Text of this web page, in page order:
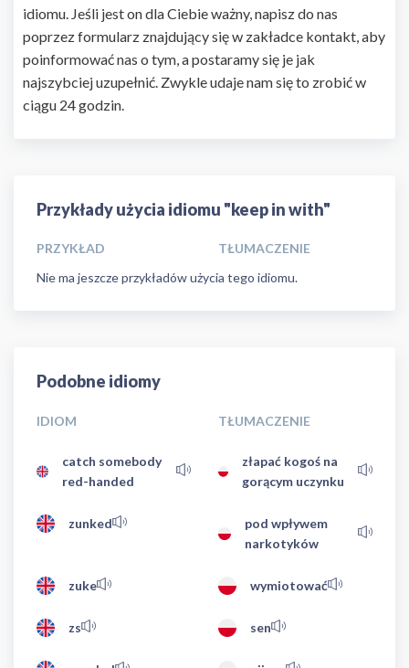
idiomu. Jeśli jest on dla Ciebie ważny, napisz do nas
poprzez formularz znajdujący się w zakładce kontakt, aby
poinformować nas o tym, a postaramy się je jak
najszybciej uzupełnić. Zwykle udaje nam się to zrobić w
ciągu 24 godzin.
Przykłady użycia idiomu "keep in with"
PRZYKŁAD
TŁUMACZENIE
Nie ma jeszcze przykładów użycia tego idiomu.
Podobne idiomy
IDIOM TŁUMACZENIE
catch somebody
red-handed
złapać kogoś na
gorącym uczynku
zunked
pod wpływem
narkotyków
zuke wymiotować
zs sen